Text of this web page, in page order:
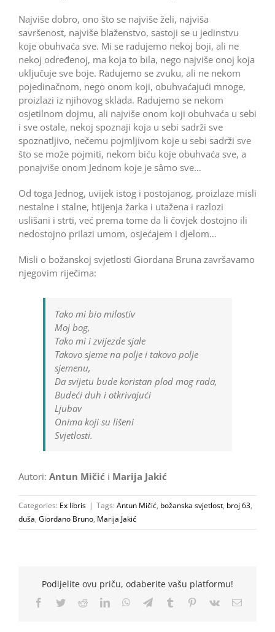
Najviše dobro, ono što se najviše želi, najviša
savršenost, najviše blaženstvo, sastoji se u jedinstvu
koje obuhvaća sve. Mi se radujemo nekoj boji, ali ne
nekoj određenoj, ma koja to bila, nego najviše onoj koja
uključuje sve boje. Radujemo se zvuku, ali ne nekom
pojedinačnom, nego onom koji, obuhvaćajući mnoge,
proizlazi iz njihovog sklada. Radu­jemo se nekom
osjetilnom dojmu, ali najviše onom koji obuhvaća u sebi
i sve ostale, nekoj spoznaji koja u sebi sadrži sve
spoznatljivo, nečemu pojmljivom koje u sebi sadrži sve
što se može pojmiti, nekom biću koje obuhvaća sve, a
ponajviše onom Jednom koje je sâmo sve…
Od toga Jednog, uvijek istog i postojanog, proizlaze misli
ne­stalne i stalne, htijenja žarka i utažena i razlozi
uslišani i strti, već prema tome da li čovjek dostojno ili
nedostojno prilazi umom, osjećajem i djelom…
Misli o božanskoj svjetlosti Giordana Bruna završavamo
njego­vim riječima:
Tako mi bio milostiv
Moj bog,
Tako mi i zvijezde sjale
Takovo sjeme na polje i takovo polje
sjemenu,
Da svijetu bude koristan plod mog rada,
Budeći duh i otkrivajući
Ljubav
Onima koji su lišeni
Svjetlosti.
Autori: Antun Mičić i Marija Jakić
Categories: Ex libris | Tags: Antun Mičić, božanska svjetlost, broj 63,
duša, Giordano Bruno, Marija Jakić
Podijelite ovu priču, odaberite vašu platformu!
Facebook
TwitterRedditLinkedInWhatsApp
TelegramTumblr Pinterest
Vk Email